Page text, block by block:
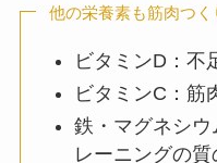
他の栄養素も筋肉つく
ビタミンD：不
ビタミンC：筋
鉄・マグネシウ
レーニングの質